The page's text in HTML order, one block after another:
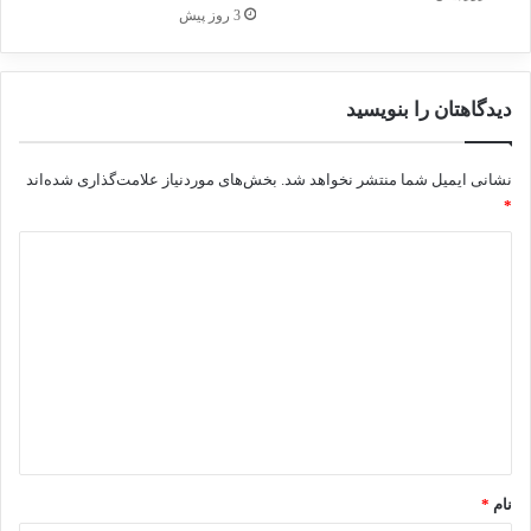
اردن اسرائیل غزه
کپی لینک
3 روز پیش
دیدگاهتان را بنویسید
نشانی ایمیل شما منتشر نخواهد شد. بخش‌های موردنیاز علامت‌گذاری شده‌اند
*
نام *